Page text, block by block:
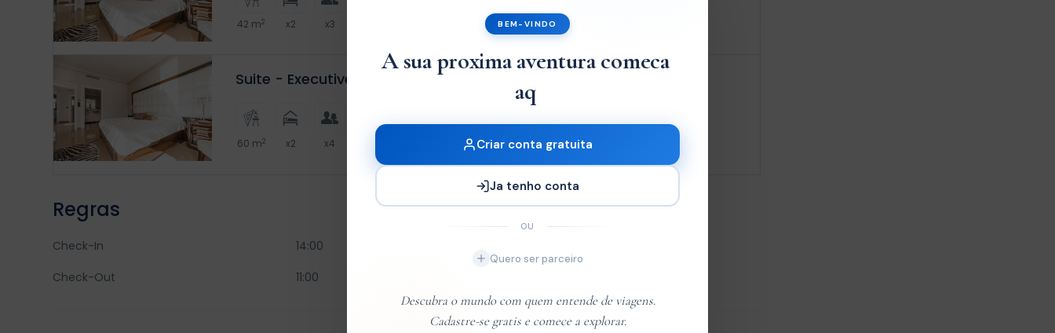
42 m2 x2 x3
Suite - Executive Chimoio Hotel
60 m2 x2 x4
Regras
Check-In
14:00
Check-Out
11:00
BEM-VINDO
A sua proxima aventura comeca
aqui.
Criar conta gratuita
Ja tenho conta
OU
Quero ser parceiro
Descubra o mundo com quem entende de viagens.
Cadastre-se gratis e comece a explorar.